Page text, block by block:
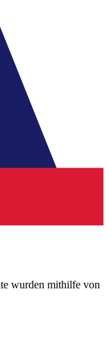
wurden mithilfe von